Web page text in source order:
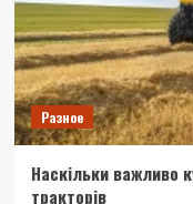
Разное
Наскільки важливо
тракторів